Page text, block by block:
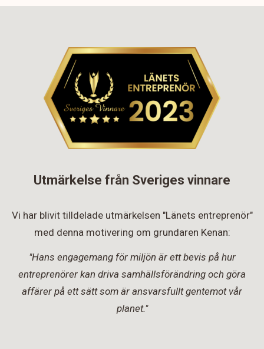
Utmärkelse från Sveriges vinnare
Vi har blivit tilldelade utmärkelsen "Länets entreprenör"
med denna motivering om grundaren Kenan:
"Hans engagemang för miljön är ett bevis på hur
entreprenörer kan driva samhällsförändring och göra
affärer på ett sätt som är ansvarsfullt gentemot vår
planet."